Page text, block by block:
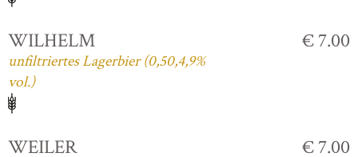
WILHELM
unfiltriertes Lagerbier (0,50,4,9%
vol.)
€ 7.00
WEILER € 7.00